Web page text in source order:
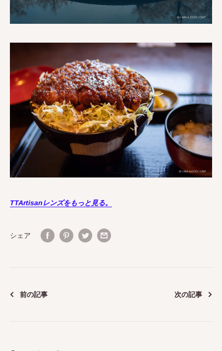
TTArtisanレンズをもっと見る。
シェア
前の記事 次の記事